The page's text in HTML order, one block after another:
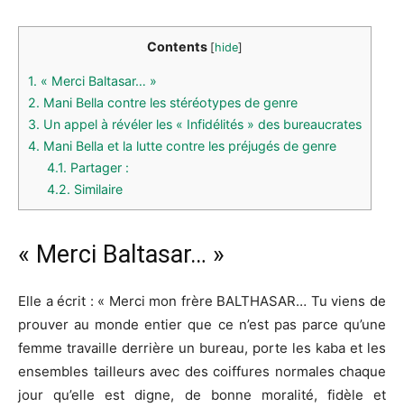
Contents [hide]
1. « Merci Baltasar… »
2. Mani Bella contre les stéréotypes de genre
3. Un appel à révéler les « Infidélités » des bureaucrates
4. Mani Bella et la lutte contre les préjugés de genre
4.1. Partager :
4.2. Similaire
« Merci Baltasar… »
Elle a écrit : « Merci mon frère BALTHASAR… Tu viens de
prouver au monde entier que ce n’est pas parce qu’une
femme travaille derrière un bureau, porte les kaba et les
ensembles tailleurs avec des coiffures normales chaque
jour qu’elle est digne, de bonne moralité, fidèle et